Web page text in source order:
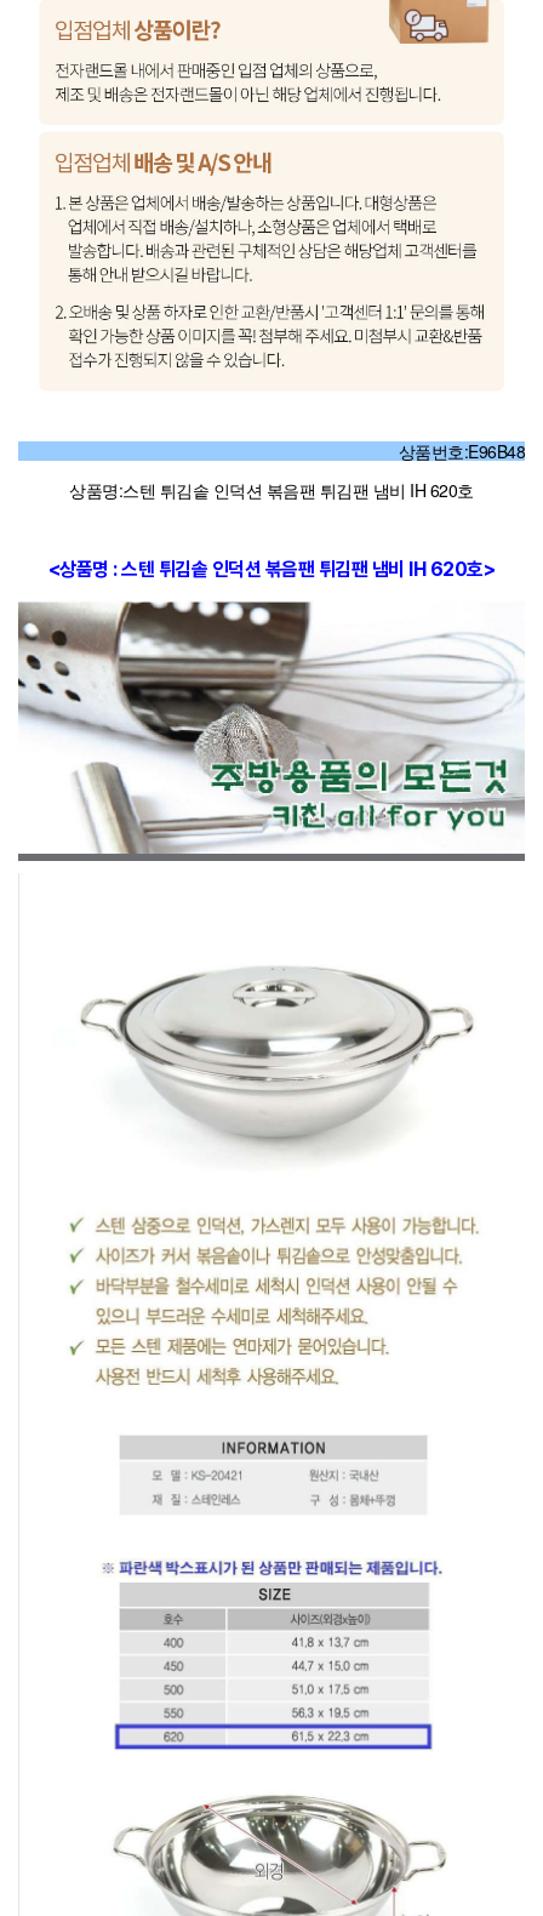
상품번호:E96B48
상품명:스텐 튀김솥 인덕션 볶음팬 튀김팬 냄비 IH 620호
<상품명 : 스텐 튀김솥 인덕션 볶음팬 튀김팬 냄비 IH 620호>